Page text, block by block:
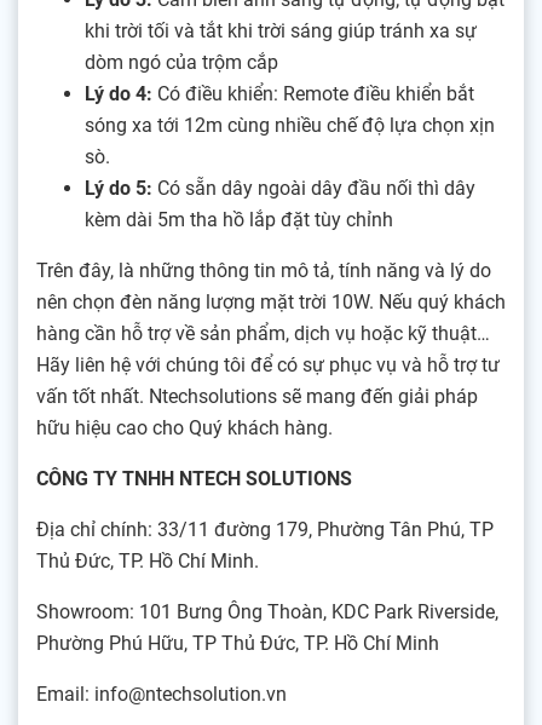
khi trời tối và tắt khi trời sáng giúp tránh xa sự
dòm ngó của trộm cắp
Lý do 4: Có điều khiển: Remote điều khiển bắt
sóng xa tới 12m cùng nhiều chế độ lựa chọn xịn
sò.
Lý do 5: Có sẵn dây ngoài dây đầu nối thì dây
kèm dài 5m tha hồ lắp đặt tùy chỉnh
Trên đây, là những thông tin mô tả, tính năng và lý do
nên chọn đèn năng lượng mặt trời 10W. Nếu quý khách
hàng cần hỗ trợ về sản phẩm, dịch vụ hoặc kỹ thuật…
Hãy liên hệ với chúng tôi để có sự phục vụ và hỗ trợ tư
vấn tốt nhất. Ntechsolutions sẽ mang đến giải pháp
hữu hiệu cao cho Quý khách hàng.
CÔNG TY TNHH NTECH SOLUTIONS
Địa chỉ chính: 33/11 đường 179, Phường Tân Phú, TP
Thủ Đức, TP. Hồ Chí Minh.
Showroom: 101 Bưng Ông Thoàn, KDC Park Riverside,
Phường Phú Hữu, TP Thủ Đức, TP. Hồ Chí Minh
Email: info@ntechsolution.vn